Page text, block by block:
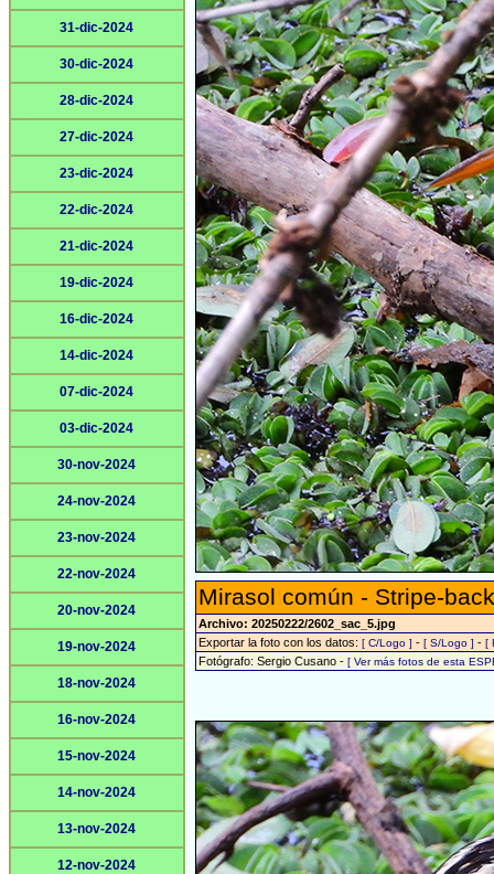
31-dic-2024
30-dic-2024
28-dic-2024
27-dic-2024
23-dic-2024
22-dic-2024
21-dic-2024
19-dic-2024
16-dic-2024
14-dic-2024
07-dic-2024
03-dic-2024
30-nov-2024
24-nov-2024
23-nov-2024
22-nov-2024
20-nov-2024
19-nov-2024
18-nov-2024
16-nov-2024
15-nov-2024
14-nov-2024
13-nov-2024
12-nov-2024
Mirasol común - Stripe-
Archivo: 20250222/2602_sac_5.jpg
Exportar la foto con los datos: [ C/Logo ] - [ S/Logo ] - [
Fotógrafo: Sergio Cusano - [ Ver más fotos de esta